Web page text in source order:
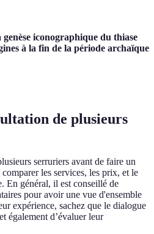
iconographique du thiase
à la fin de la période archaïque
de plusieurs
serruriers avant de faire un
les services, les prix, et le
En général, il est conseillé de
pour avoir une vue d'ensemble
expérience, sachez que le dialogue
également d’évaluer leur